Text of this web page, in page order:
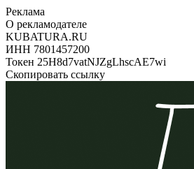
Реклама
О рекламодателе
KUBATURA.RU
ИНН 7801457200
Токен 25H8d7vatNJZgLhscAE7wi
Скопировать ссылку